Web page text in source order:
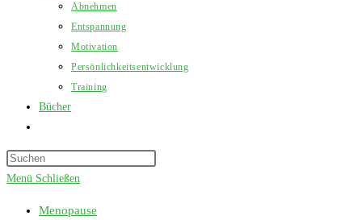
Abnehmen
Entspannung
Motivation
Persönlichkeitsentwicklung
Training
Bücher
umschalten
Menü Schließen
Menopause